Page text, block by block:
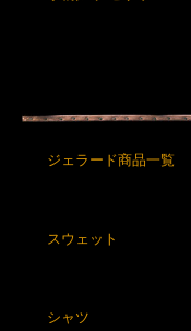
ジェラード商品一覧
スウェット
シャツ